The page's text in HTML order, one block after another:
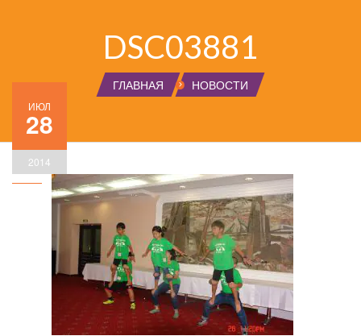
DSC03881
ГЛАВНАЯ НОВОСТИ
ИЮЛ
28
2014